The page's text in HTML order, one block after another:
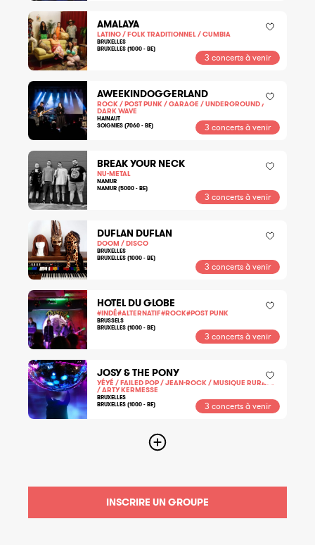
AMALAYA
LATINO / FOLK TRADITIONNEL / CUMBIA
BRUXELLES
BRUXELLES (1000 - BE)
3 concerts à venir
AWEEKINDOGGERLAND
ROCK / POST PUNK / GARAGE / UNDERGROUND /
DARK WAVE
HAINAUT
SOIGNIES (7060 - BE)
3 concerts à venir
BREAK YOUR NECK
NU-METAL
NAMUR
NAMUR (5000 - BE)
3 concerts à venir
DUFLAN DUFLAN
DOOM / DISCO
BRUXELLES
BRUXELLES (1000 - BE)
3 concerts à venir
HOTEL DU GLOBE
#INDÉ#ALTERNATIF#ROCK#POST PUNK
BRUSSELS
BRUXELLES (1000 - BE)
3 concerts à venir
JOSY & THE PONY
YÉYÉ / FAILED POP / JEAN-ROCK / MUSIQUE RURALE
/ ARTY KERMESSE
BRUXELLES
BRUXELLES (1000 - BE)
3 concerts à venir
INSCRIRE UN GROUPE